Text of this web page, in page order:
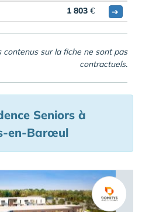
1 803 € ➔
sur la fiche ne sont pas
contractuels.
Seniors à
en-Barœul